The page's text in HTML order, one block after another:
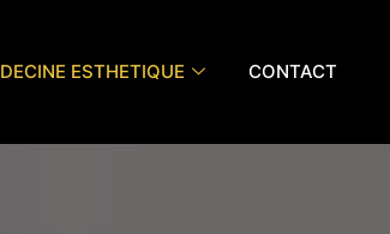
ESTHETIQUE CONTACT